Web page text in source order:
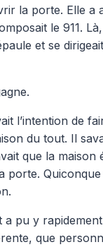
la porte. Elle
le 911.
et se
l’intention de
du tout. Il
que la maison
porte.
a pu y
que